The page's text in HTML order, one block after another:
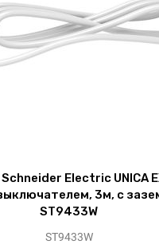
Electric UNICA
3м, с
ST9433W
ST9433W